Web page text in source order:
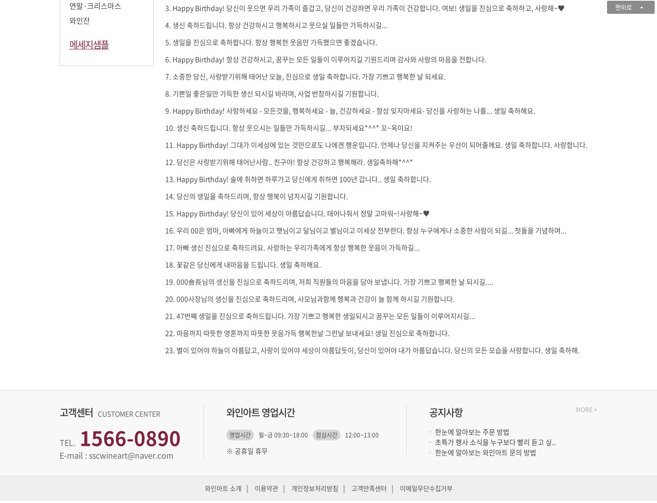
연말·크리스마스
와인잔
메세지샘플
Happy Birthday! 당신이 웃으면 우리 가족이 즐겁고, 당신이 건강하면 우리 가족이 건강합니다. 여보! 생일을 진심으로 축하하고, 사랑해~♥
생신 축하드립니다. 항상 건강하시고 행복하시고 웃으실 일들만 가득하시길...
생일을 진심으로 축하합니다. 항상 행복한 웃음만 가득했으면 좋겠습니다.
Happy Birthday! 항상 건강하시고, 꿈꾸는 모든 일들이 이루어지길 기원드리며 감사와 사랑의 마음을 전합니다.
소중한 당신, 사랑받기위해 태어난 오늘, 진심으로 생일 축하합니다. 가장 기쁘고 행복한 날 되세요.
기쁜일 좋은일만 가득한 생신 되시길 바라며, 사업 번창하시길 기원합니다.
Happy Birthday! 사랑하세요 - 모든것을, 행복하세요 - 늘, 건강하세요 - 항상 잊지마세요- 당신을 사랑하는 나를... 생일 축하해요.
생신 축하드립니다. 항상 웃으시는 일들만 가득하시길... 부자되세요*^^* 꼬~옥이요!
Happy Birthday! 그대가 이세상에 있는 것만으로도 나에겐 행운입니다. 언제나 당신을 지켜주는 우산이 되어줄께요. 생일 축하합니다. 사랑합니다.
당신은 사랑받기위해 태어난사람.. 친구야! 항상 건강하고 행복해라. 생일축하해*^^*
Happy Birthday! 술에 취하면 하루가고 당신에게 취하면 100년 갑니다.. 생일 축하합니다.
당신의 생일을 축하드리며, 항상 행복이 넘치시길 기원합니다.
Happy Birthday! 당신이 있어 세상이 아름답습니다. 태어나줘서 정말 고마워~!사랑해~♥
우리 00은 엄마, 아빠에게 하늘이고 햇님이고 달님이고 별님이고 이세상 전부란다. 항상 누구에게나 소중한 사람이 되길... 첫돌을 기념하며...
아빠 생신 진심으로 축하드려요. 사랑하는 우리가족에게 항상 행복한 웃음이 가득하길...
꽃같은 당신에게 내마음을 드립니다. 생일 축하해요.
000會長님의 생신을 진심으로 축하드리며, 저희 직원들의 마음을 담아 보냅니다. 가장 기쁘고 행복한 날 되시길....
000사장님의 생신을 진심으로 축하드리며, 사모님과함께 행복과 건강이 늘 함께 하시길 기원합니다.
47번째 생일을 진심으로 축하드립니다. 가장 기쁘고 행복한 생일되시고 꿈꾸는 모든 일들이 이루어지시길...
마음까지 따뜻한 영혼까지 따뜻한 웃음가득 행복한날 그런날 보내세요! 생일 진심으로 축하합니다.
별이 있어야 하늘이 아름답고, 사랑이 있어야 세상이 아름답듯이, 당신이 있어야 내가 아름답습니다. 당신의 모든 모습을 사랑합니다. 생일 축하해.
고객센터 CUSTOMER CENTER
TEL. 1566-0890
E-mail : sscwineart@naver.com
와인아트 영업시간
영업시간 월~금 09:30~18:00 점심시간 12:00~13:00
※ 공휴일 휴무
공지사항
한눈에 알아보는 주문 방법
초특가 행사 소식을 누구보다 빨리 듣고 싶..
한눈에 알아보는 와인아트 문의 방법
MORE +
와인아트 소개 | 이용약관 | 개인정보처리방침 | 고객만족센터 | 이메일무단수집거부